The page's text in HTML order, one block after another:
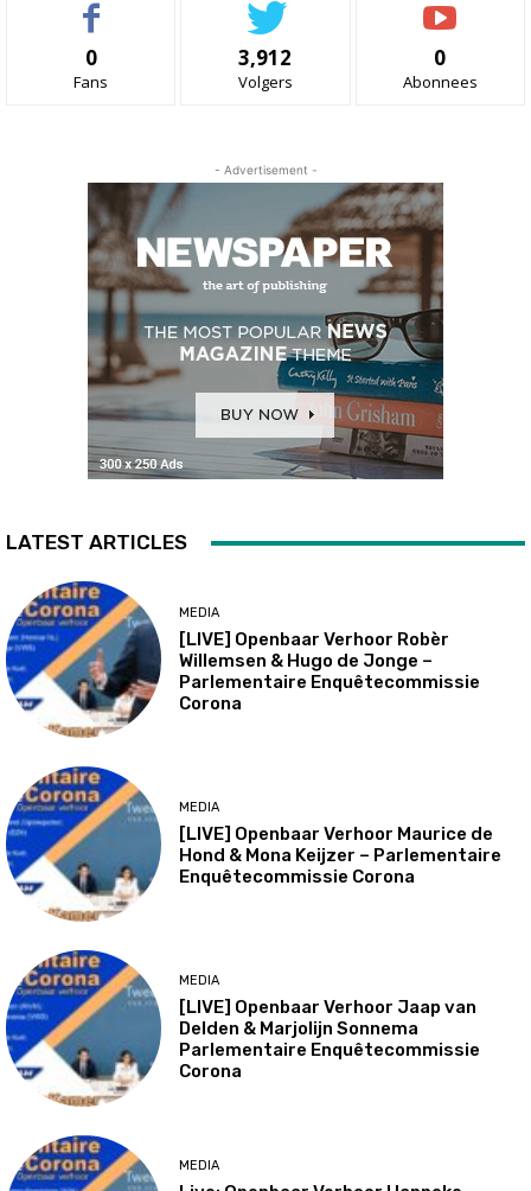
0
Fans
3,912
Volgers
0
Abonnees
- Advertisement -
LATEST ARTICLES
MEDIA
[LIVE] Openbaar Verhoor Robèr
Willemsen & Hugo de Jonge –
Parlementaire Enquêtecommissie
Corona
MEDIA
[LIVE] Openbaar Verhoor Maurice de
Hond & Mona Keijzer – Parlementaire
Enquêtecommissie Corona
MEDIA
[LIVE] Openbaar Verhoor Jaap van
Delden & Marjolijn Sonnema
Parlementaire Enquêtecommissie
Corona
MEDIA